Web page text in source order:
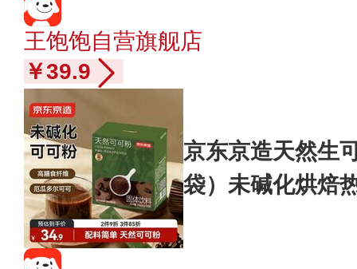
王饱饱自营旗舰店
￥39.9
京东京造天然生
袋）未碱化烘焙